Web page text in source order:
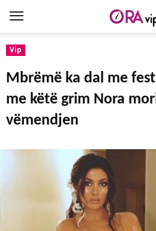
Vip
Mbrëmë ka dal me
me këtë grim Nora
vëmendjen